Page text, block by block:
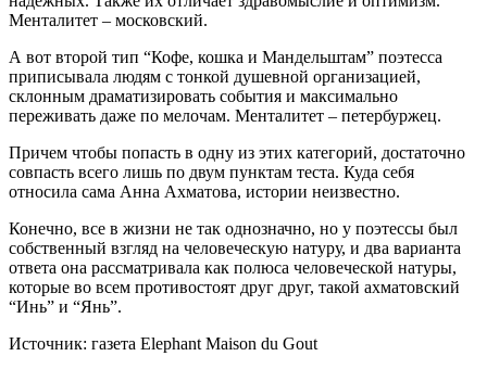
Менталитет – московский.
А вот второй тип “Кофе, кошка и Мандельштам” поэтесса
приписывала людям с тонкой душевной организацией,
склонным драматизировать события и максимально
переживать даже по мелочам. Менталитет – петербуржец.
Причем чтобы попасть в одну из этих категорий, достаточно
совпасть всего лишь по двум пунктам теста. Куда себя
относила сама Анна Ахматова, истории неизвестно.
Конечно, все в жизни не так однозначно, но у поэтессы был
собственный взгляд на человеческую натуру, и два варианта
ответа она рассматривала как полюса человеческой натуры,
которые во всем противостоят друг друг, такой ахматовский
“Инь” и “Янь”.
Источник: газета Elephant Maison du Gout